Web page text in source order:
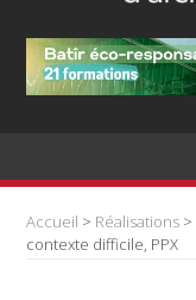
Accueil > Réalisations >
contexte difficile, PPX